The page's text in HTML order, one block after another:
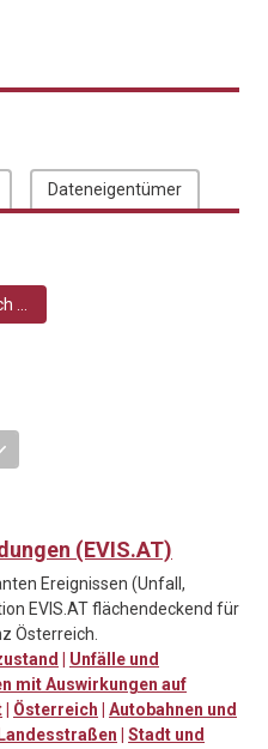
Dateneigentümer
...
(EVIS.AT)
Ereignissen (Unfall,
EVIS.AT flächendeckend für
Österreich.
Unfälle und
mit Auswirkungen auf
Österreich
Autobahnen und
Stadt und